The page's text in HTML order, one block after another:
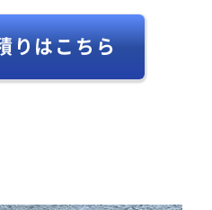
りはこちら